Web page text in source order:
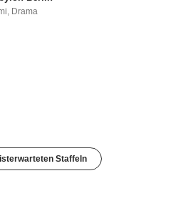
, Drama
Staffeln